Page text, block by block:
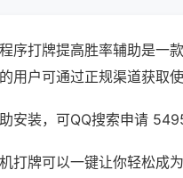
序打牌提高胜率辅助是一
用户可通过正规渠道获取使
安装，可QQ搜索申请
打牌可以一键让你轻松成